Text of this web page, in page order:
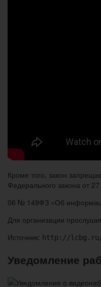
Кроме того, закон
Федерального закона от
06 № 149ФЗ «Об
Для организации
Источник: http://lcbg.ru/
Уведомление